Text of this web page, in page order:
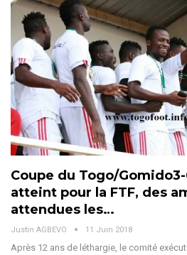
Coupe du Togo/
atteint pour la FTF, des
attendues les…
Justin AGBEVO 11 Juin 2018
Après 12 ans de léthargie, le comité